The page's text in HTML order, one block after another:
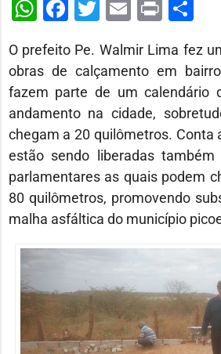
WhatsApp
Facebook
Twitter
Email
Print
O prefeito Pe. Walmir Lima fez
obras de calçamento em
fazem parte de um calendário
andamento na cidade,
chegam a 20 quilômetros. Conta
estão sendo liberadas também
parlamentares as quais podem
80 quilômetros, promovendo
malha asfáltica do município